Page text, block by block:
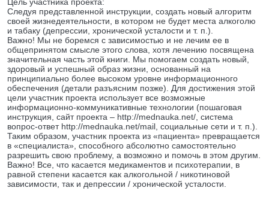
Следуя представленной инструкции, создать новый алгоритм
своей жизнедеятельности, в котором не будет места алкоголю
и табаку (депрессии, хронической усталости и т. п.).
Важно! Мы не боремся с зависимостью и не лечим ее в
общепринятом смысле этого слова, хотя лечению посвящена
значительная часть этой книги. Мы помогаем создать новый,
здоровый и успешный образ жизни, основанный на
принципиально более высоком уровне информационного
обеспечения (детали разъясним позже). Для достижения этой
цели участник проекта использует все возможные
информационно-коммуникативные технологии (пошаговая
инструкция, сайт проекта – http://mednauka.net/, система
вопрос-ответ http://mednauka.net/mail, социальные сети и т. п.).
Таким образом, участник проекта из «пациента» превращается
в «специалиста», способного абсолютно самостоятельно
разрешить свою проблему, а возможно и помочь в этом другим.
Важно! Все, что касается медикаментов и психотерапии, в
равной степени касается как алкогольной / никотиновой
зависимости, так и депрессии / хронической усталости.